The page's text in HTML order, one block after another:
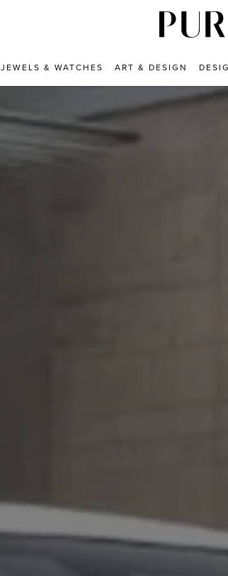
JEWELS & WATCHES ART & DESIGN